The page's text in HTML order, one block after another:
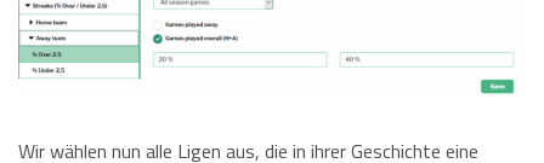
Wir wählen nun alle Ligen aus, die in ihrer Geschichte eine